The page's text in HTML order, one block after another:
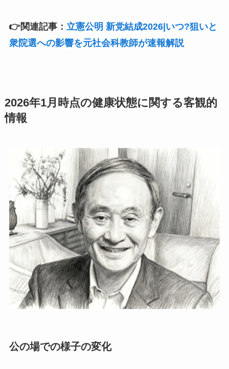
👉関連記事： 立憲公明 新党結成2026|いつ?狙いと
衆院選への影響を元社会科教師が速報解説
2026年1月時点の健康状態に関する客観的
情報
公の場での様子の変化